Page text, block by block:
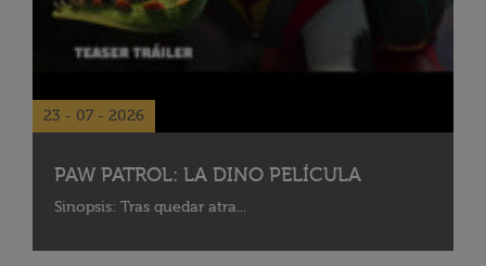
23 - 07 - 2026
PAW PATROL: LA DINO PELÍCULA
Sinopsis: Tras quedar atra...